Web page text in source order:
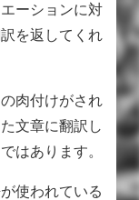
ーションに対
を返してくれ
肉付けがされ
文章に翻訳し
はあります。
使われている